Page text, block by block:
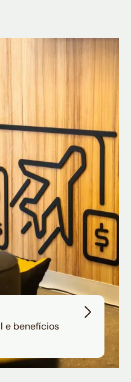
com cashback
e benefícios